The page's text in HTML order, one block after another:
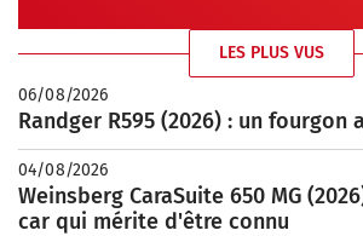
LES PLUS VUS
06/08/2026
Randger R595 (2026) : un fourgon
04/08/2026
Weinsberg CaraSuite 650 MG
car qui mérite d'être connu